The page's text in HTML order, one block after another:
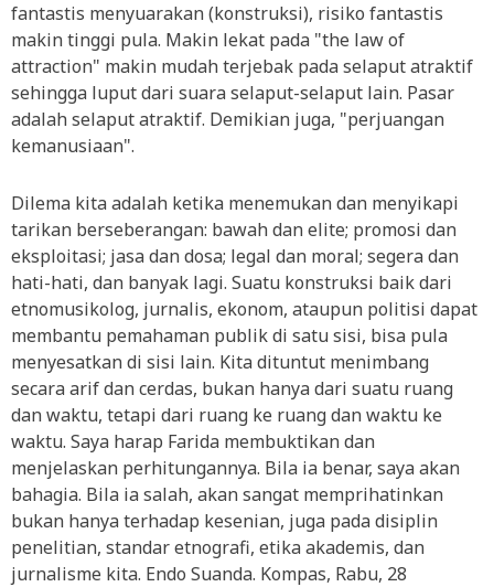
fantastis menyuarakan (konstruksi), risiko fantastis
makin tinggi pula. Makin lekat pada "the law of
attraction" makin mudah terjebak pada selaput atraktif
sehingga luput dari suara selaput-selaput lain. Pasar
adalah selaput atraktif. Demikian juga, "perjuangan
kemanusiaan".
Dilema kita adalah ketika menemukan dan menyikapi
tarikan berseberangan: bawah dan elite; promosi dan
eksploitasi; jasa dan dosa; legal dan moral; segera dan
hati-hati, dan banyak lagi. Suatu konstruksi baik dari
etnomusikolog, jurnalis, ekonom, ataupun politisi dapat
membantu pemahaman publik di satu sisi, bisa pula
menyesatkan di sisi lain. Kita dituntut menimbang
secara arif dan cerdas, bukan hanya dari suatu ruang
dan waktu, tetapi dari ruang ke ruang dan waktu ke
waktu. Saya harap Farida membuktikan dan
menjelaskan perhitungannya. Bila ia benar, saya akan
bahagia. Bila ia salah, akan sangat memprihatinkan
bukan hanya terhadap kesenian, juga pada disiplin
penelitian, standar etnografi, etika akademis, dan
jurnalisme kita. Endo Suanda. Kompas, Rabu, 28